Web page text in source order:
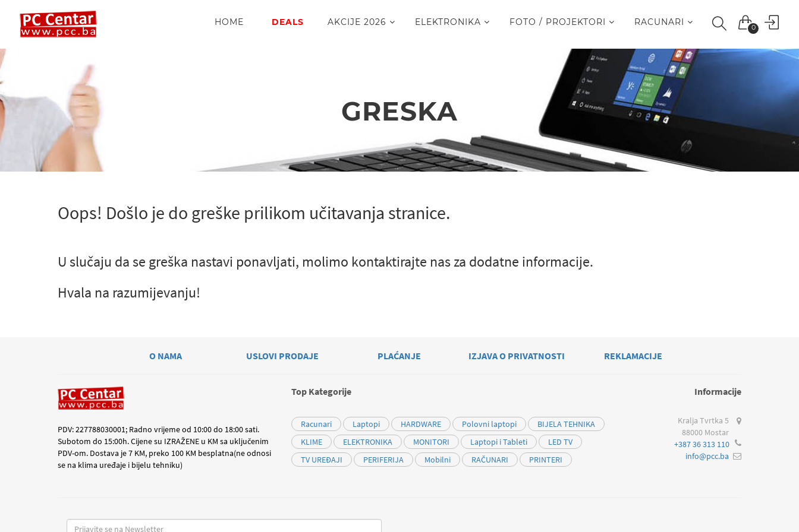
0
HOME DEALS AKCIJE 2026 ELEKTRONIKA FOTO / PROJEKTORI RACUNARI
GRESKA
Oops! Došlo je do greške prilikom učitavanja stranice.
U slučaju da se greška nastavi ponavljati, molimo kontaktirajte nas za dodatne informacije.
Hvala na razumijevanju!
O NAMA USLOVI PRODAJE PLAĆANJE IZJAVA O PRIVATNOSTI REKLAMACIJE
PDV: 227788030001; Radno vrijeme od 10:00 do 18:00 sati.
Subotom do 15:00h. Cijene su IZRAŽENE u KM sa uključenim
PDV-om. Dostava je 7 KM, preko 100 KM besplatna(ne odnosi
se na klima uređaje i bijelu tehniku)
Top Kategorije
Racunari Laptopi HARDWARE Polovni laptopi
BIJELA TEHNIKA
KLIME
ELEKTRONIKA MONITORI Laptopi i Tableti
LED TV
TV UREĐAJI
PERIFERIJA Mobilni RAČUNARI PRINTERI
Informacije
Kralja Tvrtka 5
88000 Mostar
+387 36 313 110
info@pcc.ba